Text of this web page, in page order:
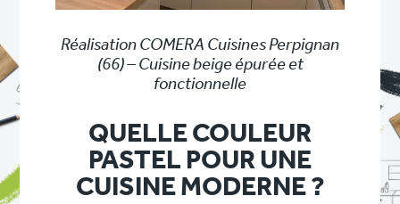
Réalisation COMERA Cuisines Perpignan
(66) – Cuisine beige épurée et
fonctionnelle
QUELLE COULEUR
PASTEL POUR UNE
CUISINE MODERNE ?